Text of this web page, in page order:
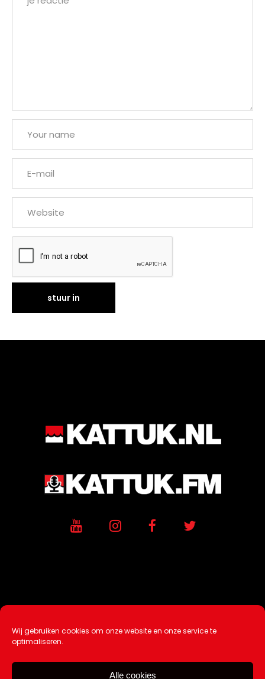
Wij gebruiken cookies om onze website en onze service te
optimaliseren.
Alle cookies
Ontwikkeling / Hosting doorAtSea